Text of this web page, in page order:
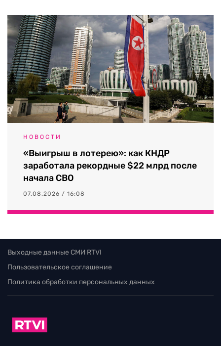
НОВОСТИ
«Выигрыш в лотерею»: как КНДР
заработала рекордные $22 млрд после
начала СВО
07.08.2026 / 16:08
Выходные данные СМИ RTVI
Пользовательское соглашение
Политика обработки персональных данных